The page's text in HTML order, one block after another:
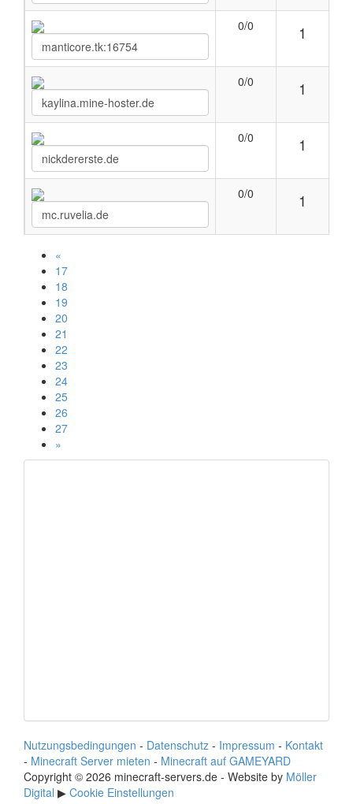
0/0 1
0/0 1
0/0 1
0/0 1
«
17
18
19
20
21
22
23
24
25
26
27
»
Nutzungsbedingungen - Datenschutz - Impressum - Kontakt
- Minecraft Server mieten - Minecraft auf GAMEYARD
Copyright © 2026 minecraft-servers.de - Website by Möller
Digital ▶ Cookie Einstellungen